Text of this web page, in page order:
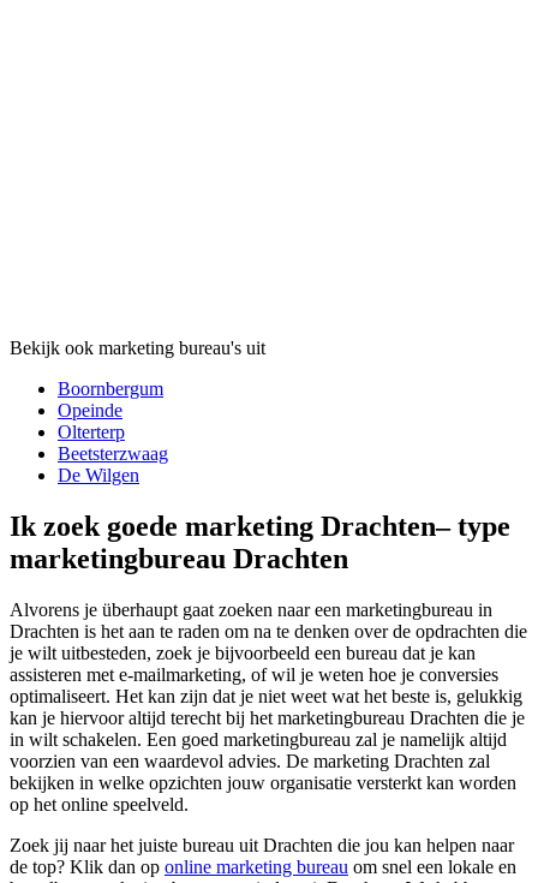
Bekijk ook marketing bureau's uit
Boornbergum
Opeinde
Olterterp
Beetsterzwaag
De Wilgen
Ik zoek goede marketing Drachten– type
marketingbureau Drachten
Alvorens je überhaupt gaat zoeken naar een marketingbureau in
Drachten is het aan te raden om na te denken over de opdrachten die
je wilt uitbesteden, zoek je bijvoorbeeld een bureau dat je kan
assisteren met e-mailmarketing, of wil je weten hoe je conversies
optimaliseert. Het kan zijn dat je niet weet wat het beste is, gelukkig
kan je hiervoor altijd terecht bij het marketingbureau Drachten die je
in wilt schakelen. Een goed marketingbureau zal je namelijk altijd
voorzien van een waardevol advies. De marketing Drachten zal
bekijken in welke opzichten jouw organisatie versterkt kan worden
op het online speelveld.
Zoek jij naar het juiste bureau uit Drachten die jou kan helpen naar
de top? Klik dan op online marketing bureau om snel een lokale en